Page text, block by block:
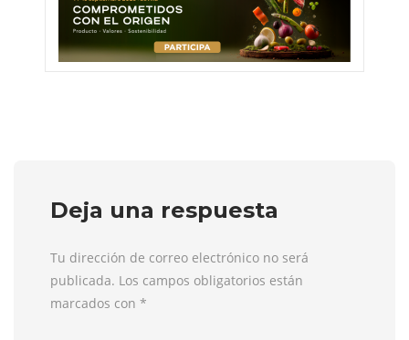
Deja una respuesta
Tu dirección de correo electrónico no será
publicada. Los campos obligatorios están
marcados con *